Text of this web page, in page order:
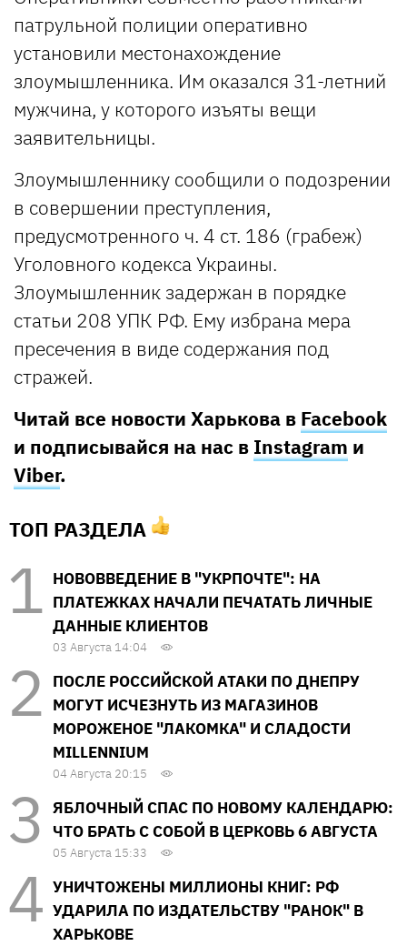
патрульной полиции оперативно
установили местонахождение
злоумышленника. Им оказался 31-летний
мужчина, у которого изъяты вещи
заявительницы.
Злоумышленнику сообщили о подозрении
в совершении преступления,
предусмотренного ч. 4 ст. 186 (грабеж)
Уголовного кодекса Украины.
Злоумышленник задержан в порядке
статьи 208 УПК РФ. Ему избрана мера
пресечения в виде содержания под
стражей.
Читай все новости Харькова в Facebook
и подписывайся на нас в Instagram и
Viber.
ТОП РАЗДЕЛА
НОВОВВЕДЕНИЕ В "УКРПОЧТЕ": НА
ПЛАТЕЖКАХ НАЧАЛИ ПЕЧАТАТЬ ЛИЧНЫЕ
ДАННЫЕ КЛИЕНТОВ
03 Августа 14:04
ПОСЛЕ РОССИЙСКОЙ АТАКИ ПО ДНЕПРУ
МОГУТ ИСЧЕЗНУТЬ ИЗ МАГАЗИНОВ
МОРОЖЕНОЕ "ЛАКОМКА" И СЛАДОСТИ
MILLENNIUM
04 Августа 20:15
ЯБЛОЧНЫЙ СПАС ПО НОВОМУ КАЛЕНДАРЮ:
ЧТО БРАТЬ С СОБОЙ В ЦЕРКОВЬ 6 АВГУСТА
05 Августа 15:33
УНИЧТОЖЕНЫ МИЛЛИОНЫ КНИГ: РФ
УДАРИЛА ПО ИЗДАТЕЛЬСТВУ "РАНОК" В
ХАРЬКОВЕ